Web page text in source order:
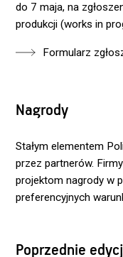
do 7 maja, na
produkcji (works in
Formularz
Nagrody
Stałym elementem
przez partnerów.
projektom nagrody w
preferencyjnych
Poprzednie